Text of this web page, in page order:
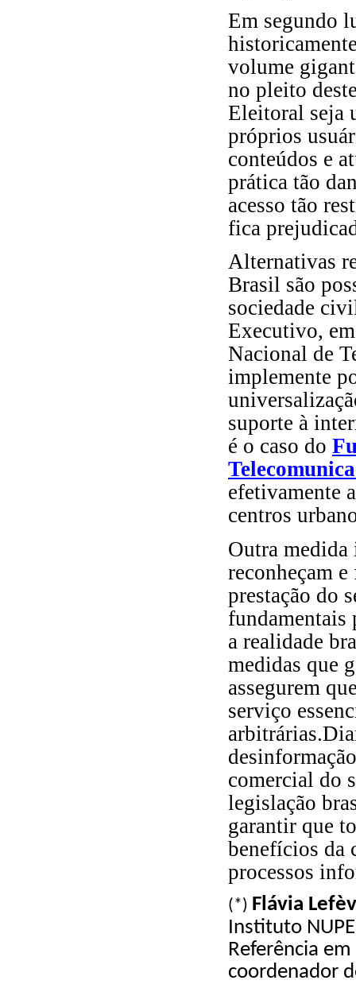
Em segundo
volume
no pleito
Eleitoral seja
próprios
conteúdos e
prática tão
acesso tão
fica
Alternativas
Brasil são
sociedade
Executivo,
Nacional de
implemente
suporte à
é o caso do
efetivamente
centros
Outra medida
reconheçam
prestação do
fundamentais
a realidade
medidas que
assegurem
serviço
comercial do
legislação
garantir que
benefícios da
processos
(*) Flávia
Instituto
Referência
coordenador